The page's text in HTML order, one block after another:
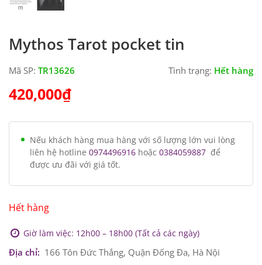
Mythos Tarot pocket tin
Mã SP: TR13626 Tình trạng: Hết hàng
420,000₫
Nếu khách hàng mua hàng với số lượng lớn vui lòng
liên hệ hotline 0974496916 hoặc 0384059887 để
được ưu đãi với giá tốt.
Hết hàng
Giờ làm việc: 12h00 – 18h00 (Tất cả các ngày)
Địa chỉ: 166 Tôn Đức Thắng, Quận Đống Đa, Hà Nội